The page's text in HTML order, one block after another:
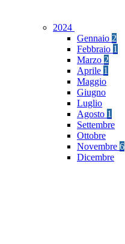
2024
Gennaio 2
Febbraio 1
Marzo 2
Aprile 1
Maggio
Giugno
Luglio
Agosto 1
Settembre
Ottobre
Novembre 6
Dicembre